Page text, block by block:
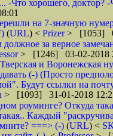
-Что хорошего, доктор?
на 7-значную
(URL) < Prizer> [1053]
за верное
> [1246] 03-02-2018
и Воронежская
(-) (Просто
Будут ссылки на
> [1093] 31-01-2018
роуминге? Откуда
Каждый
===> (-) (URL) <